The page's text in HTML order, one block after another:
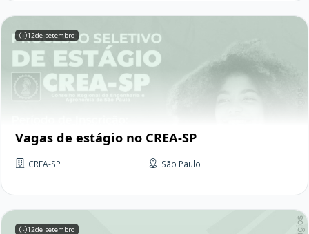
12de setembro
Vagas de estágio no CREA-SP
CREA-SP São Paulo
12de setembro